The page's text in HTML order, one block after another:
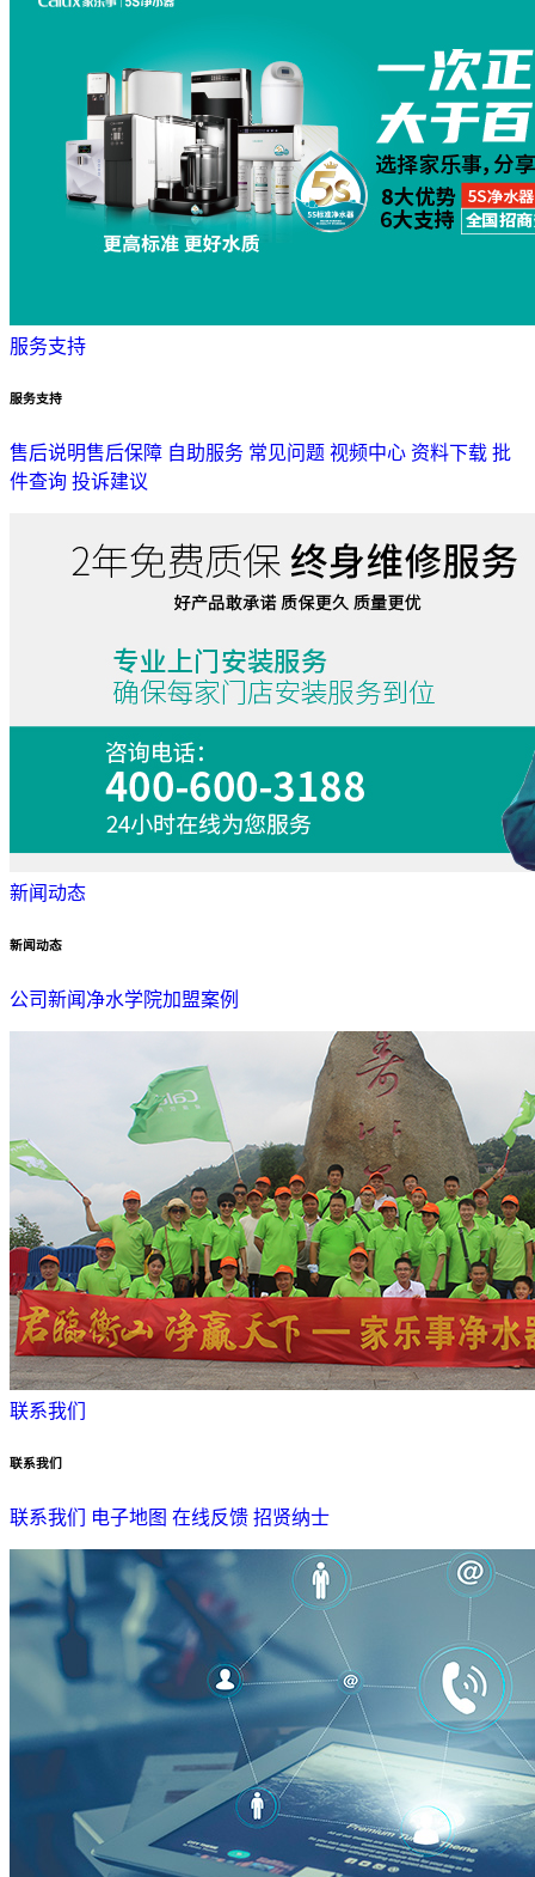
服务支持
服务支持
售后说明售后保障 自助服务 常见问题 视频中心 资料下载 批
件查询 投诉建议
新闻动态
新闻动态
公司新闻 净水学院加盟案例
联系我们
联系我们
联系我们 电子地图 在线反馈 招贤纳士